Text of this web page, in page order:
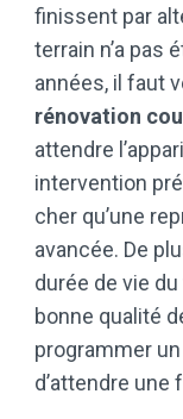
finissent par
terrain n’a pas
années, il faut
rénovation
attendre
intervention
cher qu’une
avancée. De
durée de vie
bonne qualité
programmer
d’attendre